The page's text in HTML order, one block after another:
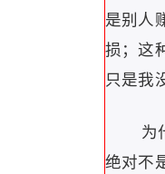
是别人
损；这
只是我
为
绝对不